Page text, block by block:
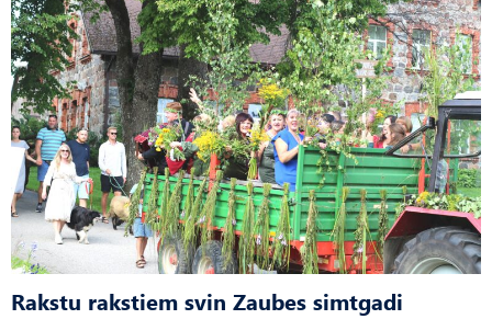
Rakstu rakstiem svin Zaubes simtgadi